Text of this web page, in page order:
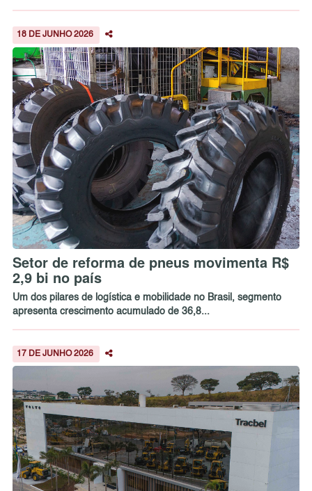
18 DE JUNHO 2026
Setor de reforma de pneus movimenta R$
2,9 bi no país
Um dos pilares de logística e mobilidade no Brasil, segmento
apresenta crescimento acumulado de 36,8...
17 DE JUNHO 2026